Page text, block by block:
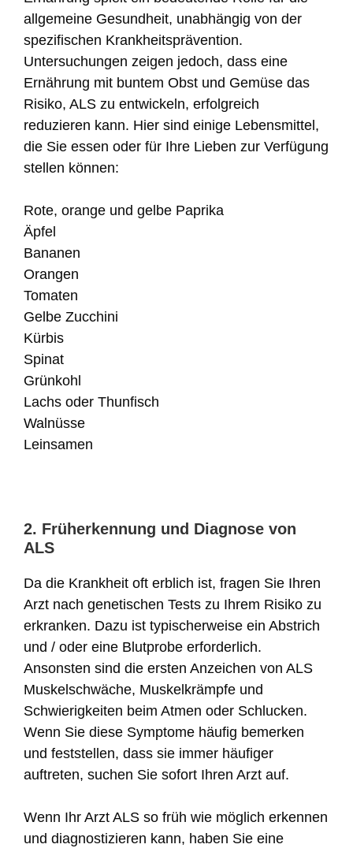
allgemeine Gesundheit, unabhängig von der
spezifischen Krankheitsprävention.
Untersuchungen zeigen jedoch, dass eine
Ernährung mit buntem Obst und Gemüse das
Risiko, ALS zu entwickeln, erfolgreich
reduzieren kann. Hier sind einige Lebensmittel,
die Sie essen oder für Ihre Lieben zur Verfügung
stellen können:
Rote, orange und gelbe Paprika
Äpfel
Bananen
Orangen
Tomaten
Gelbe Zucchini
Kürbis
Spinat
Grünkohl
Lachs oder Thunfisch
Walnüsse
Leinsamen
2. Früherkennung und Diagnose von
ALS
Da die Krankheit oft erblich ist, fragen Sie Ihren
Arzt nach genetischen Tests zu Ihrem Risiko zu
erkranken. Dazu ist typischerweise ein Abstrich
und / oder eine Blutprobe erforderlich.
Ansonsten sind die ersten Anzeichen von ALS
Muskelschwäche, Muskelkrämpfe und
Schwierigkeiten beim Atmen oder Schlucken.
Wenn Sie diese Symptome häufig bemerken
und feststellen, dass sie immer häufiger
auftreten, suchen Sie sofort Ihren Arzt auf.
Wenn Ihr Arzt ALS so früh wie möglich erkennen
und diagnostizieren kann, haben Sie eine